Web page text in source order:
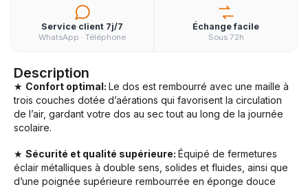
Service client 7j/7
WhatsApp · Téléphone
Échange facile
Sous 72h
Description
★ Confort optimal: Le dos est rembourré avec une maille à
trois couches dotée d’aérations qui favorisent la circulation
de l’air, gardant votre dos au sec tout au long de la journée
scolaire.
★ Sécurité et qualité supérieure: Équipé de fermetures
éclair métalliques à double sens, solides et fluides, ainsi que
d’une poignée supérieure rembourrée en éponge douce